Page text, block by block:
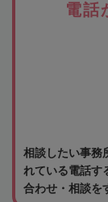
電話
相談したい事務
れている電話す
合わせ・相談を